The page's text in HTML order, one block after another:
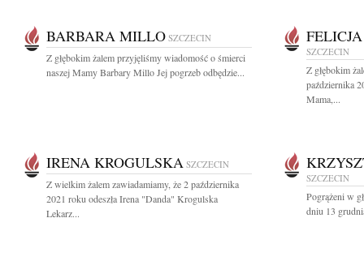
BARBARA MILLO SZCZECIN
Z głębokim żalem przyjęliśmy wiadomość o śmierci
naszej Mamy Barbary Millo Jej pogrzeb odbędzie...
SZCZECIN
Z głębokim
października
Mama,...
IRENA KROGULSKA SZCZECIN
Z wielkim żalem zawiadamiamy, że 2 października
2021 roku odeszła Irena "Danda" Krogulska
Lekarz...
SZCZECIN
Pogrążeni w
dniu 13